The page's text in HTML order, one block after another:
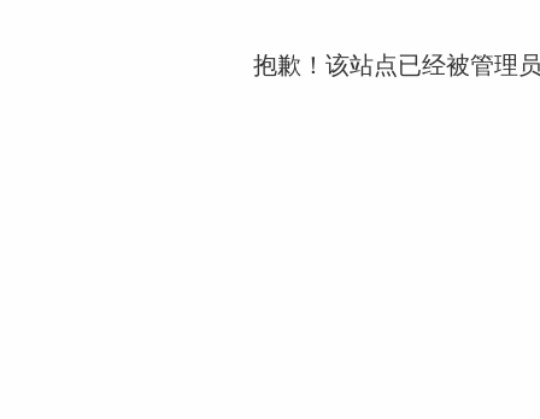
抱歉！该站点已经被管理